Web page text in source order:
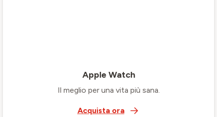
Apple Watch
Il meglio per una vita più sana.
Acquista ora